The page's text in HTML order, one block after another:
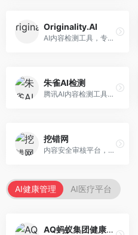
Originality.AI
AI内容检测工具，专注于内容原创性验证。面向内容创作者和出版商，提供AI检测、抄袭检测、批量分析等服务，检测精度高。
朱雀AI检测
腾讯AI内容检测工具，专注于中文内容识别。面向中文用户，提供AI内容检测、文本分析、报告生成等服务，中文检测专业。
挖错网
内容安全审核平台，专注于违规内容检测。面向企业和平台，提供内容审核、敏感词检测、风险预警等服务，安全审核专业。
AI健康管理 AI医疗平台
AQ蚂蚁集团健康管家